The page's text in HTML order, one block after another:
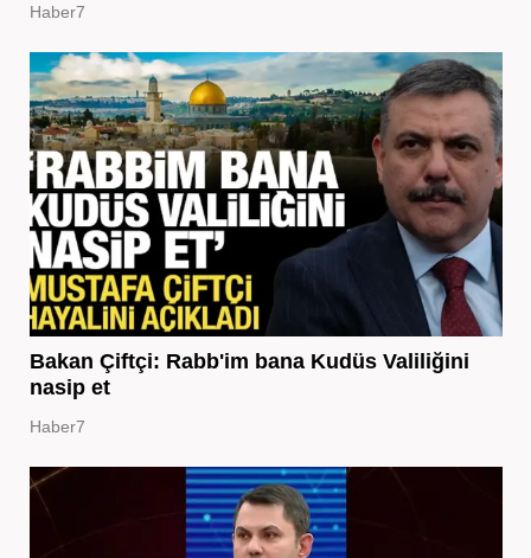
Haber7
Bakan Çiftçi: Rabb'im bana Kudüs Valiliğini
nasip et
Haber7